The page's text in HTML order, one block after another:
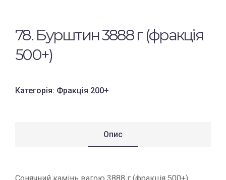
78. Бурштин 3888 г (фракція
500+)
Категорія: Фракція 200+
Опис